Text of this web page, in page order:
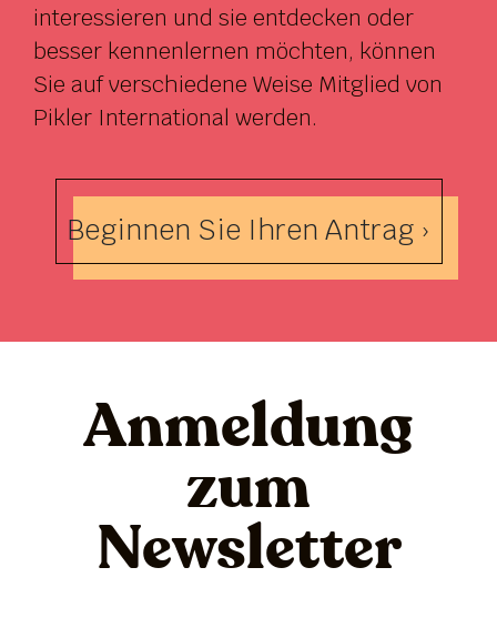
interessieren und sie entdecken oder
besser kennenlernen möchten, können
Sie auf verschiedene Weise Mitglied von
Pikler International werden.
Beginnen Sie Ihren Antrag ›
Anmeldung
zum
Newsletter